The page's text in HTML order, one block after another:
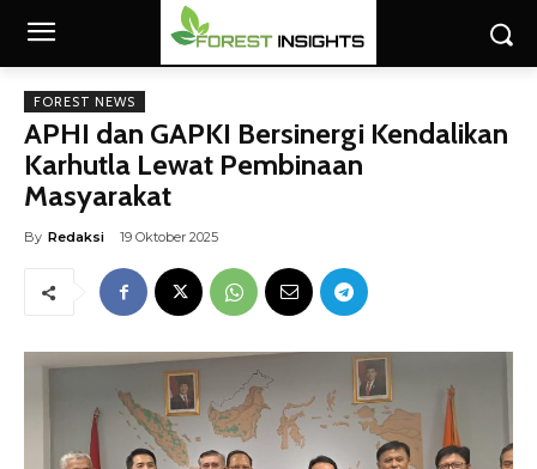
FOREST NEWS
APHI dan GAPKI Bersinergi Kendalikan
Karhutla Lewat Pembinaan
Masyarakat
By Redaksi 19 Oktober 2025